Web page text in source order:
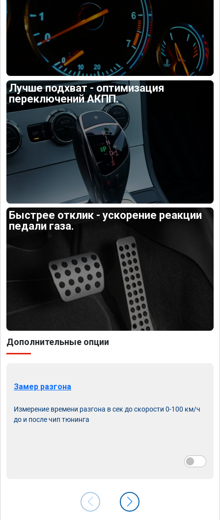
Лучше подхват - оптимизация
переключений АКПП.
Быстрее отклик - ускорение реакции
педали газа.
Дополнительные опции
Замер разгона
Измерение времени разгона в сек до скорости 0-100 км/ч
до и после чип тюнинга